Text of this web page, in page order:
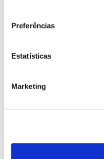
Preferências
Estatísticas
Marketing
Registar galhas de